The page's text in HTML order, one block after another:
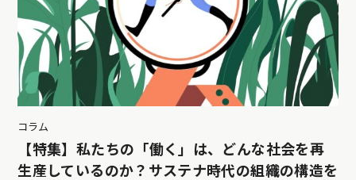
コラム
【特集】私たちの「働く」は、どんな社会を再
生産しているのか？サステナ時代の組織の構造を